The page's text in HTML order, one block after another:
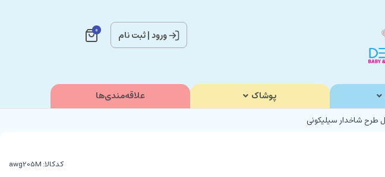
ورود|ثبت نام 0
پوشاک علاقه‌مندی‌ها
کدکالا: